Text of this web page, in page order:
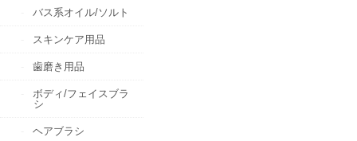
バス系オイル/ソルト
スキンケア用品
歯磨き用品
ボディ/フェイスブラ
シ
ヘアブラシ